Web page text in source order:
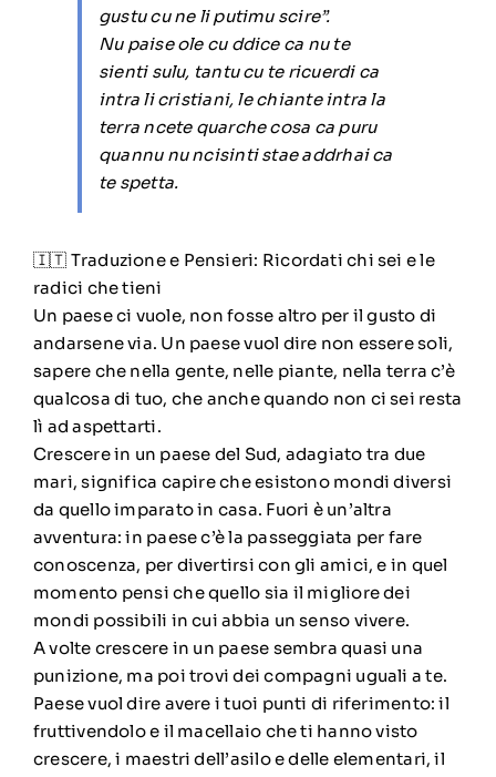
gustu cu ne li putimu scire”.
Nu paise ole cu ddice ca nu te
sienti sulu, tantu cu te ricuerdi ca
intra li cristiani, le chiante intra la
terra ncete quarche cosa ca puru
quannu nu ncisinti stae addrhai ca
te spetta.
🇮🇹 Traduzione e Pensieri: Ricordati chi sei e le
radici che tieni
Un paese ci vuole, non fosse altro per il gusto di
andarsene via. Un paese vuol dire non essere soli,
sapere che nella gente, nelle piante, nella terra c’è
qualcosa di tuo, che anche quando non ci sei resta
lì ad aspettarti.
Crescere in un paese del Sud, adagiato tra due
mari, significa capire che esistono mondi diversi
da quello imparato in casa. Fuori è un’altra
avventura: in paese c’è la passeggiata per fare
conoscenza, per divertirsi con gli amici, e in quel
momento pensi che quello sia il migliore dei
mondi possibili in cui abbia un senso vivere.
A volte crescere in un paese sembra quasi una
punizione, ma poi trovi dei compagni uguali a te.
Paese vuol dire avere i tuoi punti di riferimento: il
fruttivendolo e il macellaio che ti hanno visto
crescere, i maestri dell’asilo e delle elementari, il